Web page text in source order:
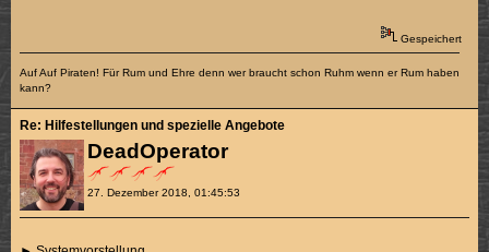
Gespeichert
Auf Auf Piraten! Für Rum und Ehre denn wer braucht schon Ruhm wenn er Rum haben
kann?
DeadOperator
27. Dezember 2018, 01:45:53
Re: Hilfestellungen und spezielle Angebote